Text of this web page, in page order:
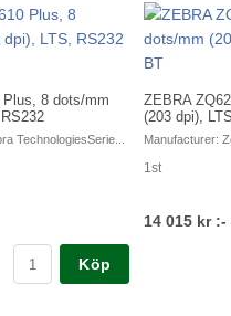
8 dots/mm
TechnologiesSerie...
Köp
ZEBRA
(203 dpi),
Manufacturer:
1st
14 015 kr :-